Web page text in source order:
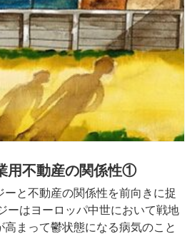
用不動産の関係性①
と不動産の関係性を前向きに捉
ーはヨーロッパ中世において戦地
まって鬱状態になる病気のこと